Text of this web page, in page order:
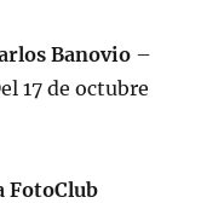
Banovio –
17 de octubre
FotoClub